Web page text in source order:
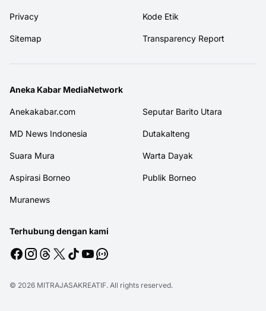
Privacy Kode Etik
Sitemap Transparency Report
Aneka Kabar MediaNetwork
Anekakabar.com Seputar Barito Utara
MD News Indonesia Dutakalteng
Suara Mura Warta Dayak
Aspirasi Borneo Publik Borneo
Muranews
Terhubung dengan kami
© 2026 MITRAJASAKREATIF. All rights reserved.